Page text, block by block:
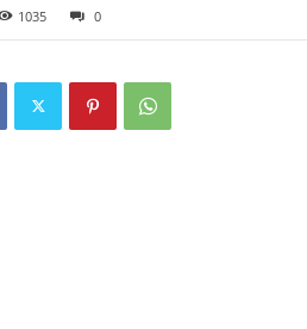
1035 0